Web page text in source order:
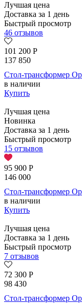
Лучшая цена
Доставка за 1 день
Быстрый просмотр
46 отзывов
101 200 Р
137 850
Стол-трансформер
в наличии
Купить
Лучшая цена
Новинка
Доставка за 1 день
Быстрый просмотр
15 отзывов
95 900 Р
146 000
Стол-трансформер
в наличии
Купить
Лучшая цена
Доставка за 1 день
Быстрый просмотр
7 отзывов
72 300 Р
98 430
Стол-трансформер